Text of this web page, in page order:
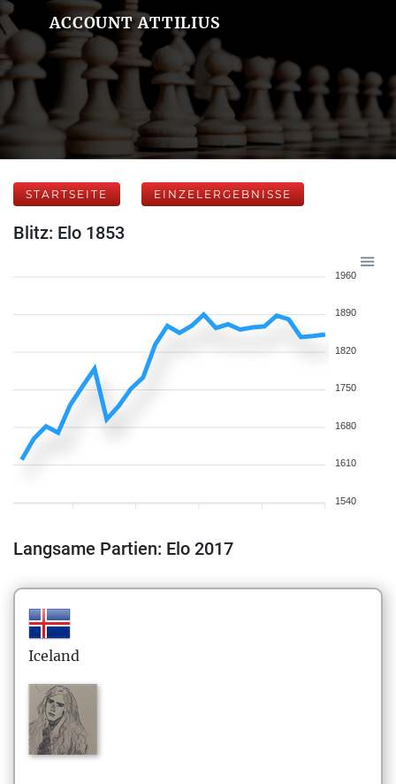
ACCOUNT ATTILIUS
STARTSEITE EINZELERGEBNISSE
Blitz: Elo 1853
1960
1890
1820
1750
1680
1610
1540
Langsame Partien: Elo 2017
Iceland